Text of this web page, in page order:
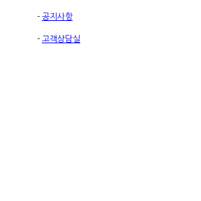
- 공지사항
- 고객상담실